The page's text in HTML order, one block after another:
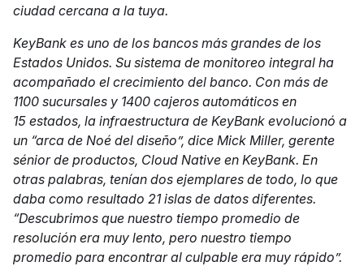
ciudad cercana a la tuya.
KeyBank es uno de los bancos más grandes de los
Estados Unidos. Su sistema de monitoreo integral ha
acompañado el crecimiento del banco. Con más de
1100 sucursales y 1400 cajeros automáticos en
15 estados, la infraestructura de KeyBank evolucionó a
un “arca de Noé del diseño”, dice Mick Miller, gerente
sénior de productos, Cloud Native en KeyBank. En
otras palabras, tenían dos ejemplares de todo, lo que
daba como resultado 21 islas de datos diferentes.
“Descubrimos que nuestro tiempo promedio de
resolución era muy lento, pero nuestro tiempo
promedio para encontrar al culpable era muy rápido”.